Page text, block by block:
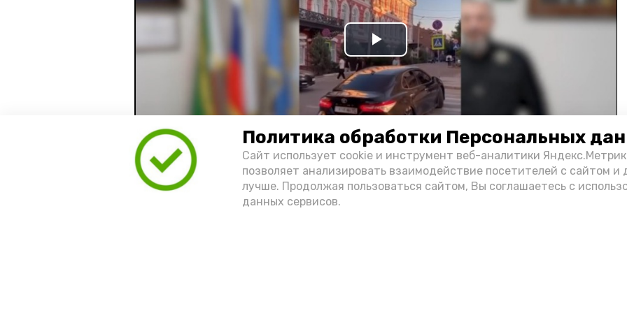
Политика обработки Персональных
Сайт использует cookie и инструмент веб-аналитики
позволяет анализировать взаимодействие посетителей с сайтом и
лучше. Продолжая пользоваться сайтом, Вы соглашаетесь с
данных сервисов.
Play
Video
Видео: управление пресс-службы и информации администрации губернатора АО